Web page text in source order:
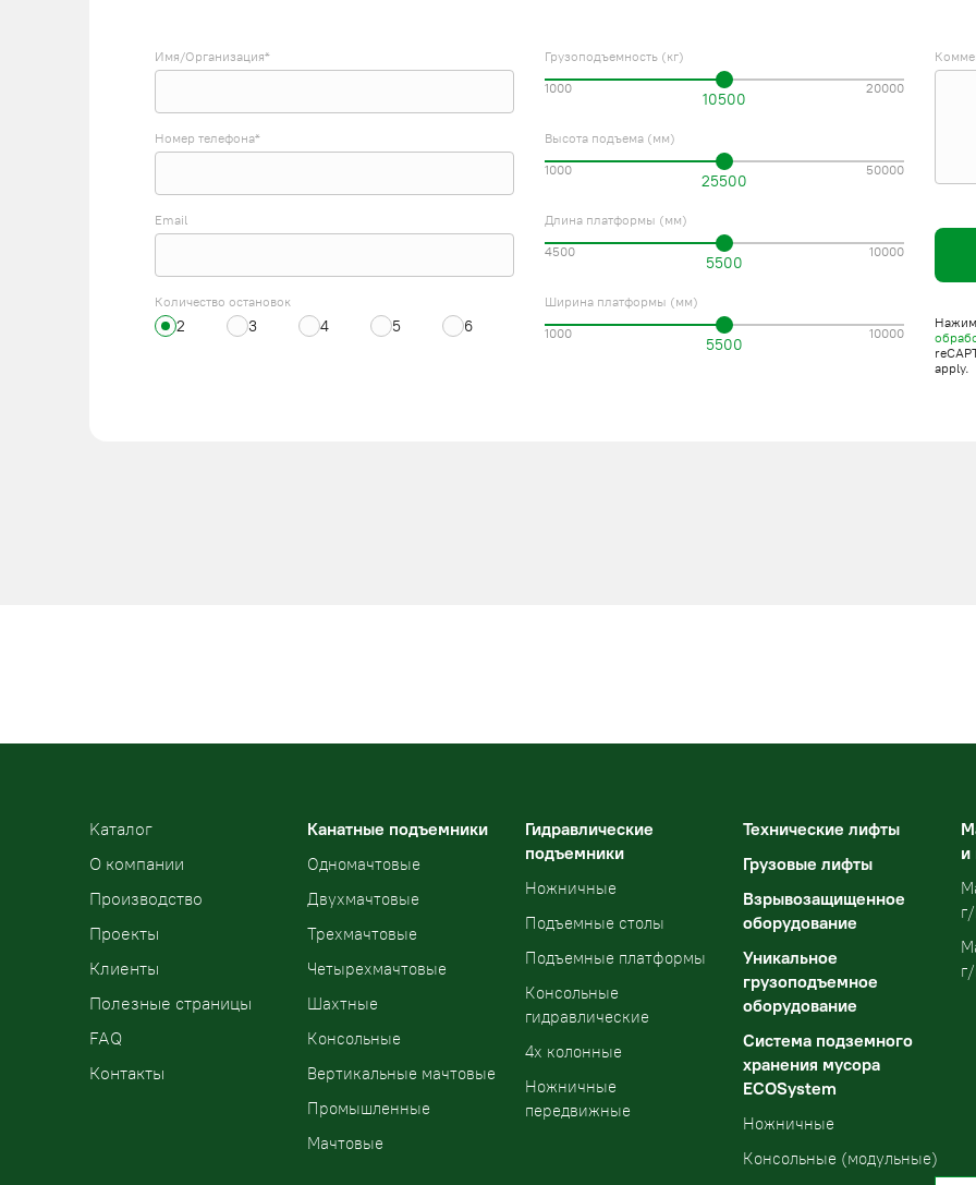
Имя/Организация*
Номер телефона*
Email
Количество остановок
2 3 4 5 6
Грузоподъемность (кг)
10500
1000 20000
Высота подъема (мм)
25500
1000 50000
Длина платформы (мм)
5500
4500 10000
Ширина платформы (мм)
5500
1000 10000
apply.
Kаталог
О компании
Производство
Проекты
Клиенты
Полезные страницы
FAQ
Контакты
Канатные подъемники
Одномачтовые
Двухмачтовые
Трехмачтовые
Четырехмачтовые
Шахтные
Консольные
Вертикальные мачтовые
Промышленные
Мачтовые
Гидравлические
подъемники
Ножничные
Подъемные столы
Подъемные платформы
Консольные
гидравлические
4х колонные
Ножничные
передвижные
Технические лифты
Грузовые лифты
Взрывозащищенное
оборудование
Уникальное
грузоподъемное
оборудование
Система подземного
хранения мусора
ECOSystem
Ножничные
Консольные (модульные)
и